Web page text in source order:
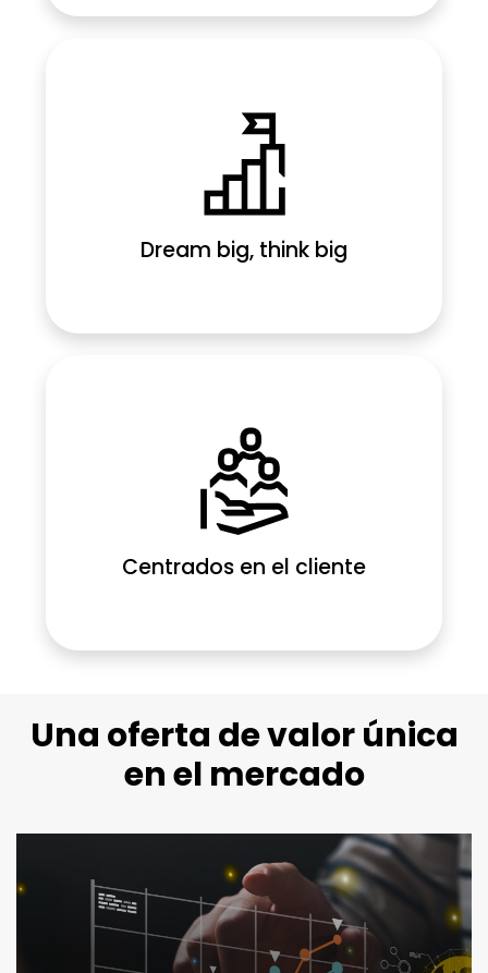
Dream big, think big
Centrados en el cliente
Una oferta de valor única
en el mercado